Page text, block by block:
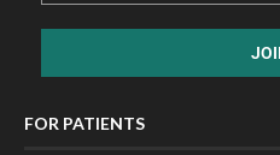
FOR PATIENTS